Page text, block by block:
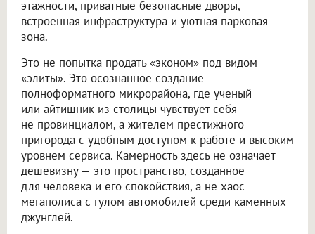
этажности, приватные безопасные дворы,
встроенная инфраструктура и уютная парковая
зона.
Это не попытка продать «эконом» под видом
«элиты». Это осознанное создание
полноформатного микрорайона, где ученый
или айтишник из столицы чувствует себя
не провинциалом, а жителем престижного
пригорода с удобным доступом к работе и высоким
уровнем сервиса. Камерность здесь не означает
дешевизну — это пространство, созданное
для человека и его спокойствия, а не хаос
мегаполиса с гулом автомобилей среди каменных
джунглей.